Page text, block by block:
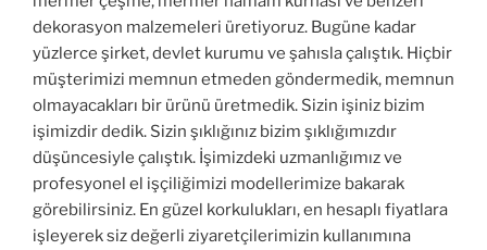
dekorasyon malzemeleri üretiyoruz. Bugüne kadar
yüzlerce şirket, devlet kurumu ve şahısla çalıştık. Hiçbir
müşterimizi memnun etmeden göndermedik, memnun
olmayacakları bir ürünü üretmedik. Sizin işiniz bizim
işimizdir dedik. Sizin şıklığınız bizim şıklığımızdır
düşüncesiyle çalıştık. İşimizdeki uzmanlığımız ve
profesyonel el işçiliğimizi modellerimize bakarak
görebilirsiniz. En güzel korkulukları, en hesaplı fiyatlara
işleyerek siz değerli ziyaretçilerimizin kullanımına